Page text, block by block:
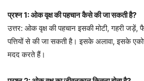
प्रश्न 1: ओक वृक्ष की पहचान कैसे की जा सकती है?
उत्तर: ओक वृक्ष की पहचान इसकी मोटी, गहरी जड़ें,
पत्तियों से की जा सकती है। इसके अलावा, इसके
मदद करते हैं।